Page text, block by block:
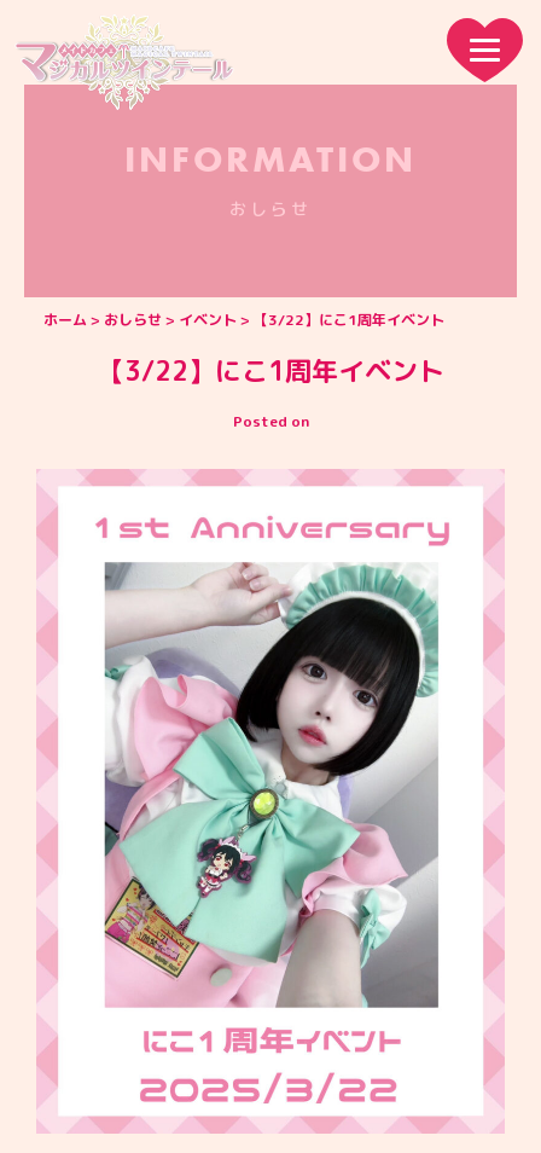
INFORMATION
おしらせ
ホーム おしらせ イベント 【3/22】にこ1周年イベント
【3/22】にこ1周年イベント
Posted on